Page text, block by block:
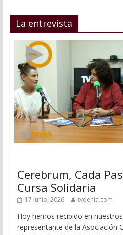
La entrevista
Cerebrum, Cada
Cursa Solidaria
17 junio, 2026 tvdenia.com
Hoy hemos recibido en
representante de la Asociación